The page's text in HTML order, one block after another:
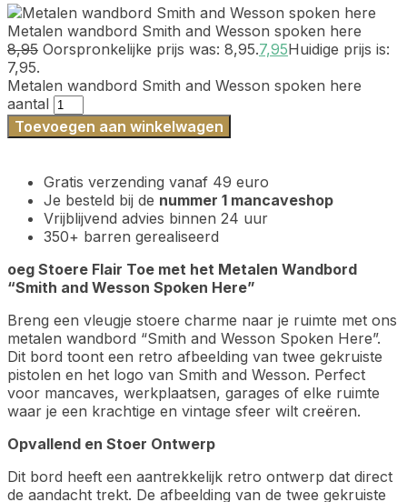
Metalen wandbord Smith and Wesson spoken here
8,95 Oorspronkelijke prijs was: 8,95.7,95Huidige prijs is:
7,95.
Metalen wandbord Smith and Wesson spoken here
aantal
Toevoegen aan winkelwagen
Gratis verzending vanaf 49 euro
Je besteld bij de nummer 1 mancaveshop
Vrijblijvend advies binnen 24 uur
350+ barren gerealiseerd
oeg Stoere Flair Toe met het Metalen Wandbord
“Smith and Wesson Spoken Here”
Breng een vleugje stoere charme naar je ruimte met ons
metalen wandbord “Smith and Wesson Spoken Here”.
Dit bord toont een retro afbeelding van twee gekruiste
pistolen en het logo van Smith and Wesson. Perfect
voor mancaves, werkplaatsen, garages of elke ruimte
waar je een krachtige en vintage sfeer wilt creëren.
Opvallend en Stoer Ontwerp
Dit bord heeft een aantrekkelijk retro ontwerp dat direct
de aandacht trekt. De afbeelding van de twee gekruiste